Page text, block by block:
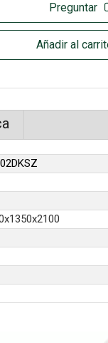
Preguntar
Añadir al